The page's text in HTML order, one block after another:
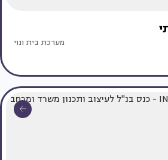
מערכת בית ונוי